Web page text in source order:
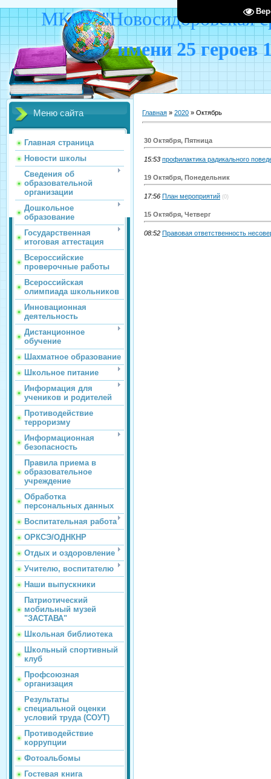
МКОУ "Новосидоровская
имени 25 героев
Меню сайта
Главная страница
Новости школы
Сведения об
образовательной
организации
Дошкольное
образование
Государственная
итоговая аттестация
Всероссийские
проверочные работы
Всероссийская
олимпиада школьников
Инновационная
деятельность
Дистанционное
обучение
Шахматное образование
Школьное питание
Информация для
учеников и родителей
Противодействие
терроризму
Информационная
безопасность
Правила приема в
образовательное
учреждение
Обработка
персональных данных
Воспитательная работа
ОРКСЭ/ОДНКНР
Отдых и оздоровление
Учителю, воспитателю
Наши выпускники
Патриотический
мобильный музей
"ЗАСТАВА"
Школьная библиотека
Школьный спортивный
клуб
Профсоюзная
организация
Результаты
специальной оценки
условий труда (СОУТ)
Противодействие
коррупции
Фотоальбомы
Гостевая книга
Главная » 2020 » Октябрь
30 Октября, Пятница
15:53 профилактика радикального
19 Октября, Понедельник
17:56 План мероприятий (0)
15 Октября, Четверг
08:52 Правовая ответственность